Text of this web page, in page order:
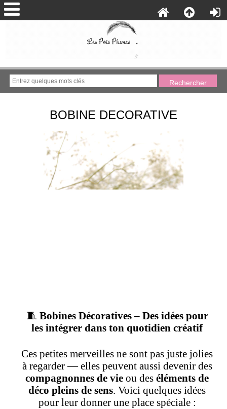
BOBINE DECORATIVE
🧵 Bobines Décoratives – Des idées pour
les intégrer dans ton quotidien créatif
Ces petites merveilles ne sont pas juste jolies
à regarder — elles peuvent aussi devenir des
compagnonnes de vie ou deséléments de
déco pleins de sens. Voici quelques idées
pour leur donner une place spéciale :